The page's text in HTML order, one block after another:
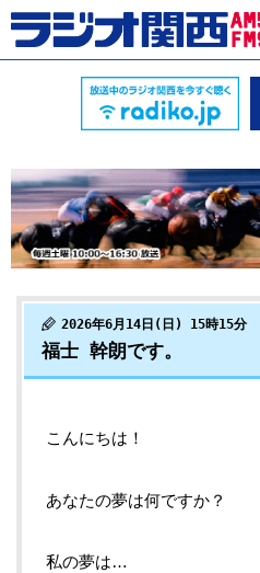
2026年6月14日(日) 15時15分
福士 幹朗です。
こんにちは！
あなたの夢は何ですか？
私の夢は…